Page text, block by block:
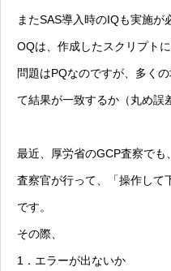
またSAS導入時のIQも実施が
OQは、作成したスクリプト
問題はPQなのですが、多く
て結果が一致するか（丸め誤
最近、厚労省のGCP査察で
査察官が行って、「操作して
です。
その際、
1．エラーが出ないか